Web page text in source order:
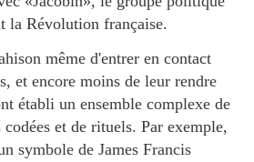
la Révolution française.
même d'entrer en contact
et encore moins de leur rendre
établi un ensemble complexe de
codées et de rituels. Par exemple,
symbole de James Francis